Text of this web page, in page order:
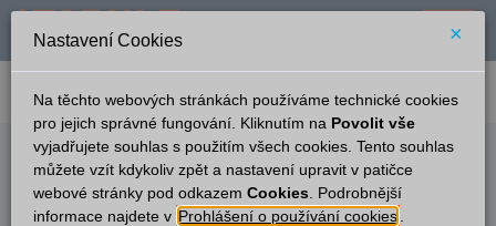
verze: 2.0.6 podpora: help-tabule@oltis.cz
English
Odjezdy
Lípa nad Dřevnicí
Nastavení Cookies ×
Na těchto webových stránkách používáme technické cookies
pro jejich správné fungování. Kliknutím na Povolit vše
vyjadřujete souhlas s použitím všech cookies. Tento souhlas
můžete vzít kdykoliv zpět a nastavení upravit v patičce
webové stránky pod odkazem Cookies . Podrobnější
informace najdete v Prohlášení o používání cookies